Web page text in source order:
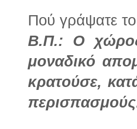
Πού γράψατε το
Β.Π.: Ο
μοναδικό
κρατούσε,